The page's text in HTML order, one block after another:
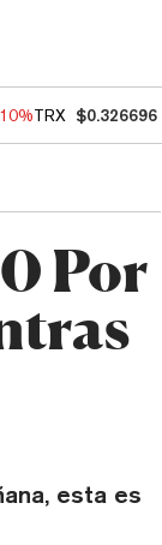
TRX $0.326696
Por
esta es